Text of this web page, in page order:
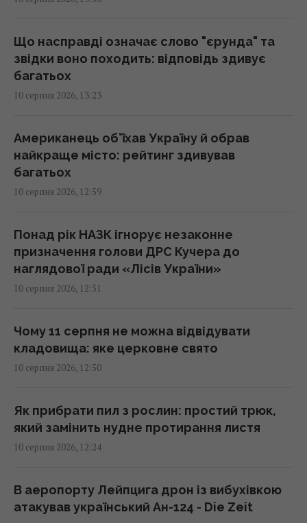
USB-C у смартфоні вміє більше, ніж просто
заряджати: 8 корисних функцій
13:30 понеділок, 10 серпня 2026
підсилити нашу систему ППО, - Тимочко
13:19 понеділок, 10 серпня 2026
Електромобілі швидко втрачають у
13:17 понеділок, 10 серпня 2026
Монатік публічно звернувся до дружини та
показав їхні нові фото
Росія планує запускати до 200 балістичних
ракет за одну атаку, – Мадяр
В Європі бʼють на сполох через різкий
сплеск венеричних захворювань: в чому
12:47 понеділок, 10 серпня 2026
Що насправді означає слово "єрунда" та
звідки воно походить: відповідь здивує
багатьох
10 серпня 2026, 13:23
Американець об’їхав Україну й обрав
найкраще місто: рейтинг здивував
багатьох
10 серпня 2026, 12:59
Понад рік НАЗК ігнорує незаконне
призначення голови ДРС Кучера до
наглядової ради «Лісів України»
10 серпня 2026, 12:51
Чому 11 серпня не можна відвідувати
кладовища: яке церковне свято
10 серпня 2026, 12:50
Як прибрати пил з рослин: простий трюк,
який замінить нудне протирання листя
10 серпня 2026, 12:24
В аеропорту Лейпцига дрон із вибухівкою
атакував український Ан-124 - Die Zeit